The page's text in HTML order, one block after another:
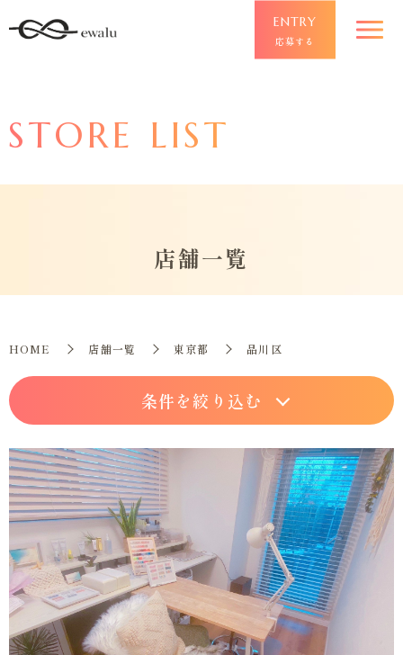
ENTRY
応募する
STORE LIST
店舗一覧
HOME 店舗一覧 東京都 品川区
条件を絞り込む